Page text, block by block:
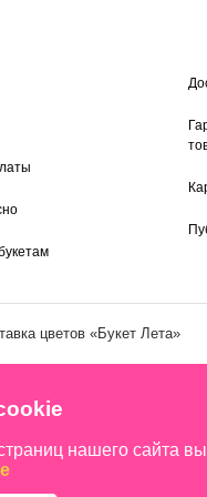
цветов «Букет Лета»
нашего сайта